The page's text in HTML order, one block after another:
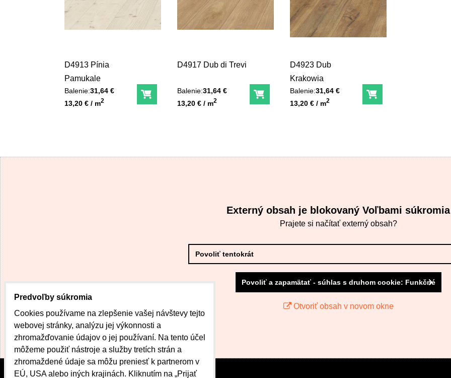
D4913 Pínia
Pamukale
Balenie:31,64 €
Unit price
13,20 € / m2 Do košíka
D4917 Dub di Trevi
Balenie:31,64 €
Unit price
13,20 € / m2 Do košíka
D4923 Dub
Krakowia
Balenie:31,64 €
Unit price
13,20 € / m2 Do košíka
Externý obsah je blokovaný Voľbami súkromia
Prajete si načítať externý obsah?
Povoliť tentokrát
Povoliť a zapamätať - súhlas s druhom cookie: Funkčné
Otvoriť obsah v novom okne
Predvoľby súkromia
Cookies používame na zlepšenie vašej návštevy tejto
webovej stránky, analýzu jej výkonnosti a
zhromažďovanie údajov o jej používaní. Na tento účel
môžeme použiť nástroje a služby tretích strán a
zhromaždené údaje sa môžu preniesť k partnerom v
EÚ, USA alebo iných krajinách. Kliknutím na „Prijať